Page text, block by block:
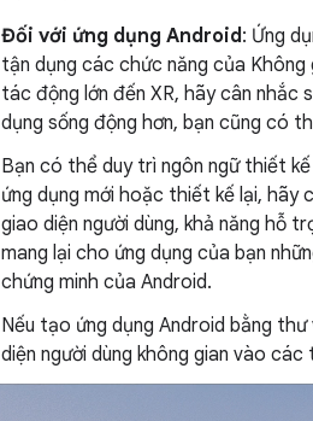
Đối với ứng dụng Android: Ứng
tận dụng các chức năng của
tác động lớn đến XR, hãy cân nhắc
dụng sống động hơn, bạn cũng có
Bạn có thể duy trì ngôn ngữ thiết
ứng dụng mới hoặc thiết kế lại,
giao diện người dùng, khả năng hỗ
mang lại cho ứng dụng của bạn
chứng minh của Android.
Nếu tạo ứng dụng Android bằng thư
diện người dùng không gian vào